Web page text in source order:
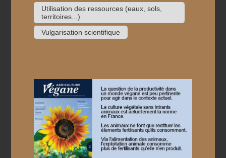
Utilisation des ressources (eaux, sols,
territoires...)
Vulgarisation scientifique